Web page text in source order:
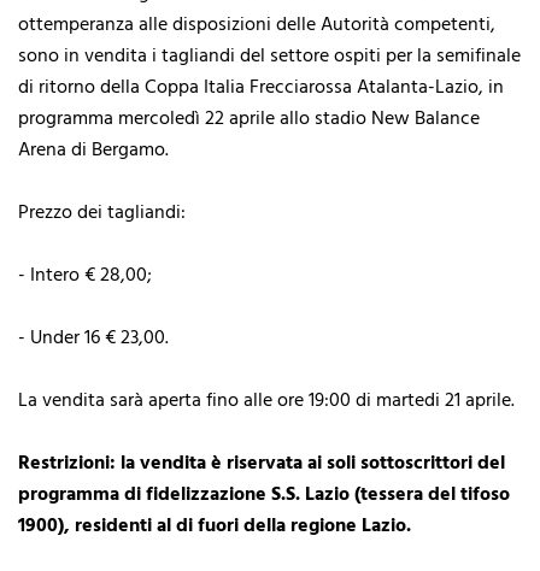
ottemperanza alle disposizioni delle Autorità competenti,
sono in vendita i tagliandi del settore ospiti per la semifinale
di ritorno della Coppa Italia Frecciarossa Atalanta-Lazio, in
programma mercoledì 22 aprile allo stadio New Balance
Arena di Bergamo.
Prezzo dei tagliandi:
- Intero € 28,00;
- Under 16 € 23,00.
La vendita sarà aperta fino alle ore 19:00 di martedi 21 aprile.
Restrizioni: la vendita è riservata ai soli sottoscrittori del
programma di fidelizzazione S.S. Lazio (tessera del tifoso
1900), residenti al di fuori della regione Lazio.